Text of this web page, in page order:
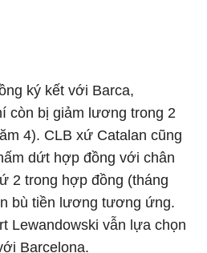
ký kết với Barca,
còn bị giảm lương trong 2
4). CLB xứ Catalan cũng
dứt hợp đồng với chân
2 trong hợp đồng (tháng
bù tiền lương tương ứng.
Lewandowski vẫn lựa chọn
Barcelona.